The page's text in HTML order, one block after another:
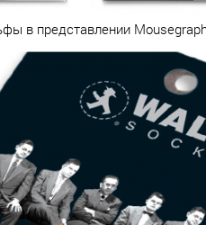
в представлении